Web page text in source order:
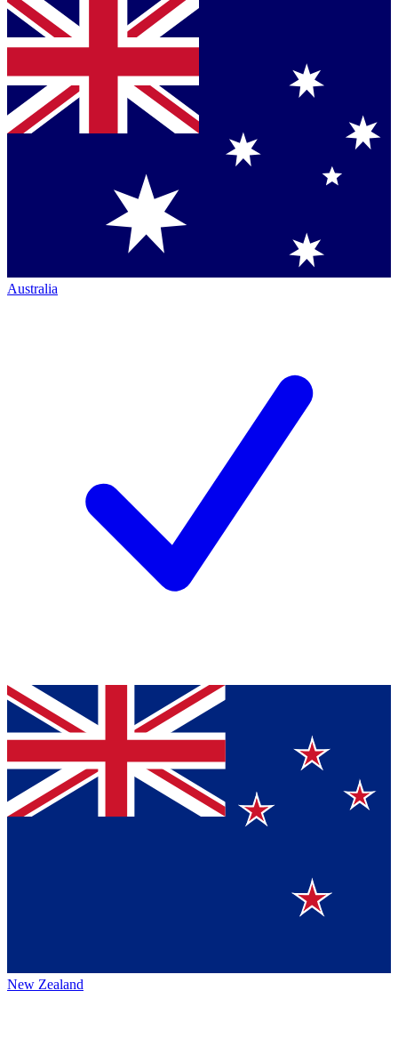
Australia
New Zealand